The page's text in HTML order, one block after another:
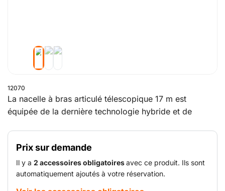
12070
La nacelle à bras articulé télescopique 17 m est
équipée de la dernière technologie hybride et de
l'intérieur comme à l'extérieur, sur des terrains
difficiles. Cette nacelle fonctionne sur batterie et avec
un moteur diesel (l’un ou l’autre, pas simultanément).
Roues pour terrains accidentés, pneus non marquants
et quatre roues motrices.
Prix sur demande
Il y a 2 accessoires obligatoiresavec ce produit. Ils sont
automatiquement ajoutés à votre réservation.